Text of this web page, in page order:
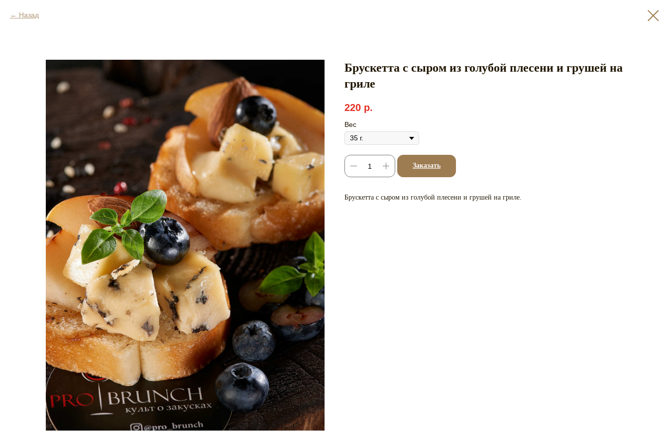
Назад
Брускетта с сыром из голубой плесени и грушей на
гриле
220 р.
Вес
Заказать
Брускетта с сыром из голубой плесени и грушей на гриле.